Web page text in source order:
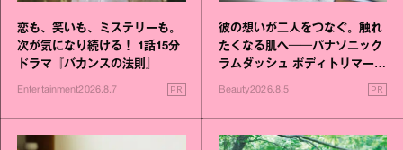
恋も、笑いも、ミステリーも。
次が気になり続ける！ 1話15分
ドラマ『バカンスの法則』
Entertainment2026.8.7 PR
彼の想いが二人をつなぐ。触れ
たくなる肌へ──パナソニック
ラムダッシュ ボディトリマーが
Beauty2026.8.5 PR